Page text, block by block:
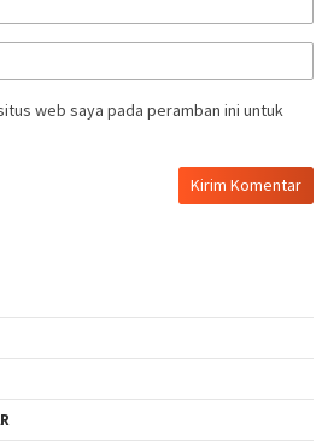
web saya pada peramban ini untuk